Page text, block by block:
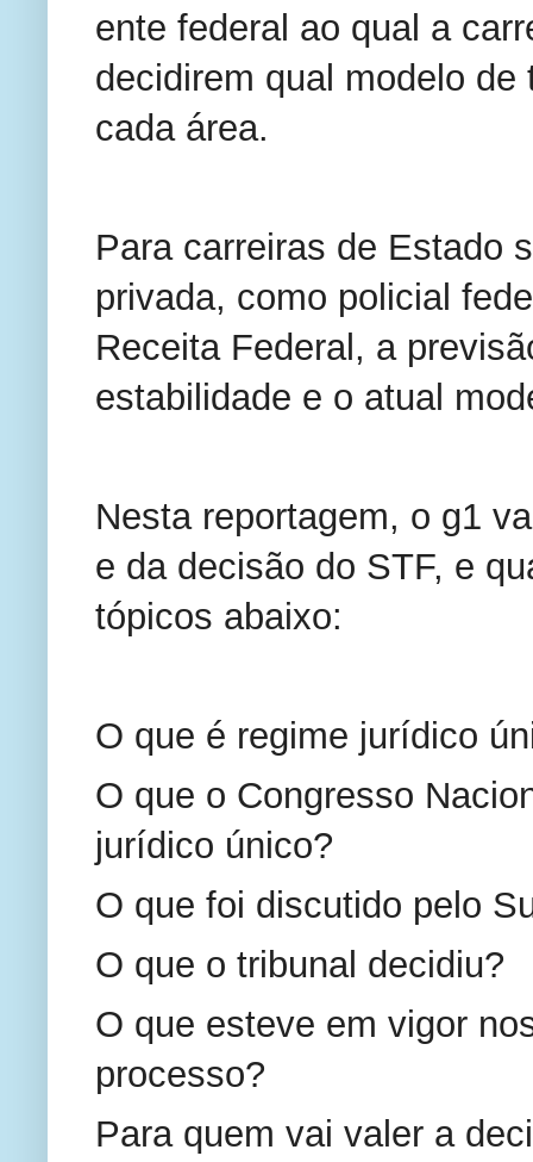
ente federal ao qual a
decidirem qual modelo
cada área.
Para carreiras de Estado
privada, como policial
Receita Federal, a
estabilidade e o atual
Nesta reportagem, o g1
e da decisão do STF, e
tópicos abaixo:
O que é regime jurídico
O que o Congresso
jurídico único?
O que foi discutido pelo
O que o tribunal decidiu?
O que esteve em vigor
processo?
Para quem vai valer a